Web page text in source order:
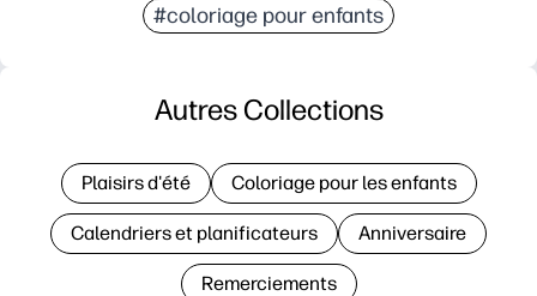
#coloriage pour enfants
Autres Collections
Plaisirs d'été Coloriage pour les enfants
Calendriers et planificateurs Anniversaire
Remerciements